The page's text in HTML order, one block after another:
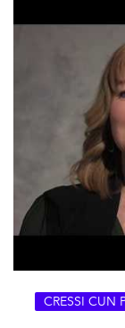
CRESSI CUN